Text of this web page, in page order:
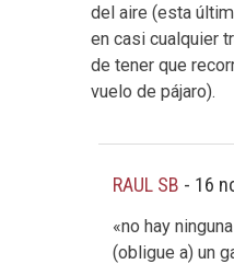
del aire (esta
en casi cualquier
de tener que
vuelo de pájaro).
RAUL SB - 16
«no hay
(obligue a) un